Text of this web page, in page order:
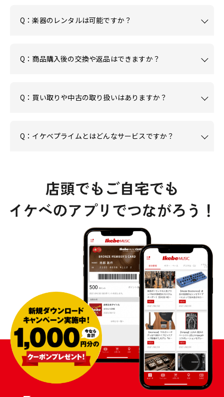
Q：楽器のレンタルは可能ですか？
Q：商品購入後の交換や返品はできますか？
Q：買い取りや中古の取り扱いはありますか？
Q：イケベプライムとはどんなサービスですか？